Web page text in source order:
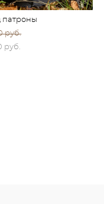
патроны
pуб.
pуб.